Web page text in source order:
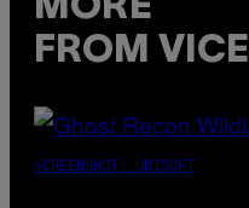
MORE
FROM VICE
SCREENSHOT: UBISOFT